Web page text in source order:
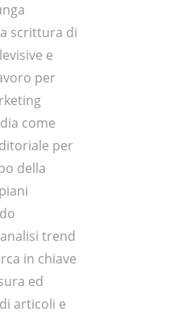
scrittura di
e
per
come
per
della
trend
in chiave
ed
articoli e